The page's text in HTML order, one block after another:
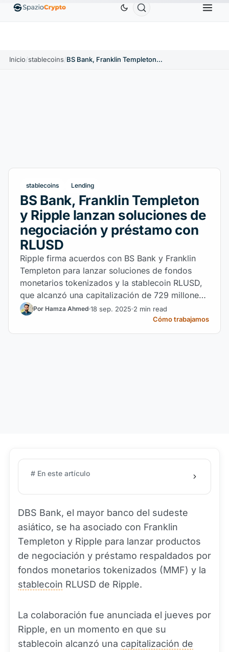
EthereumETH1880,58 US$ TetherUSDT ↑0.00%
Inicio/stablecoins/ BS Bank, Franklin Templeton y Ripple lanzan soluciones de negociación y préstamo con RLUSD
stablecoins Lending
BS Bank, Franklin Templeton
y Ripple lanzan soluciones de
negociación y préstamo con
RLUSD
Ripple firma acuerdos con BS Bank y Franklin
Templeton para lanzar soluciones de fondos
monetarios tokenizados y la stablecoin RLUSD,
que alcanzó una capitalización de 729 millones
de USD en septiembre.
Por Hamza Ahmed 18 sep. 2025 2 min read
Cómo trabajamos
# En este artículo
DBS Bank, el mayor banco del sudeste
asiático, se ha asociado con Franklin
Templeton y Ripple para lanzar productos
de negociación y préstamo respaldados por
fondos monetarios tokenizados (MMF) y la
stablecoin RLUSD de Ripple.
La colaboración fue anunciada el jueves por
Ripple, en un momento en que su
stablecoin alcanzó una capitalización de